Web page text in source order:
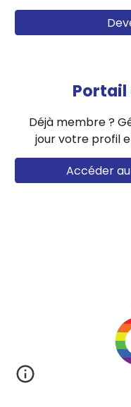
Portail
Déjà membre ? G
jour votre profil
Accéder